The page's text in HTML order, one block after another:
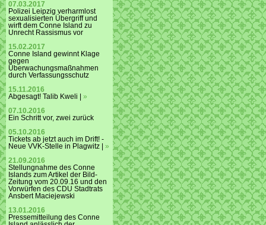
07.03.2017
Polizei Leipzig verharmlost
sexualisierten Übergriff und
wirft dem Conne Island zu
Unrecht Rassismus vor
15.02.2017
Conne Island gewinnt Klage
gegen
Überwachungsmaßnahmen
durch Verfassungsschutz
15.11.2016
Abgesagt! Talib Kweli | »
07.10.2016
Ein Schritt vor, zwei zurück
05.10.2016
Tickets ab jetzt auch im Drift! -
Neue VVK-Stelle in Plagwitz | »
21.09.2016
Stellungnahme des Conne
Islands zum Artikel der Bild-
Zeitung vom 20.09.16 und den
Vorwürfen des CDU Stadtrats
Ansbert Maciejewski
13.01.2016
Pressemitteilung des Conne